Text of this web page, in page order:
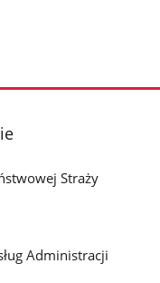
Straży
Administracji